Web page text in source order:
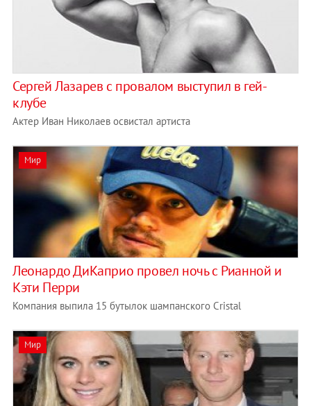
Сергей Лазарев с провалом выступил в гей-
клубе
Актер Иван Николаев освистал артиста
Мир
Леонардо ДиКаприо провел ночь с Рианной и
Кэти Перри
Компания выпила 15 бутылок шампанского Cristal
Мир